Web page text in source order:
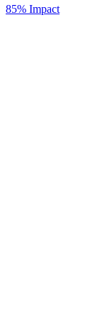
85% Impact